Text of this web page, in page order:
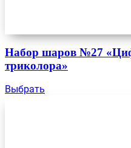
Набор шаров №27
триколора»
Выбрать